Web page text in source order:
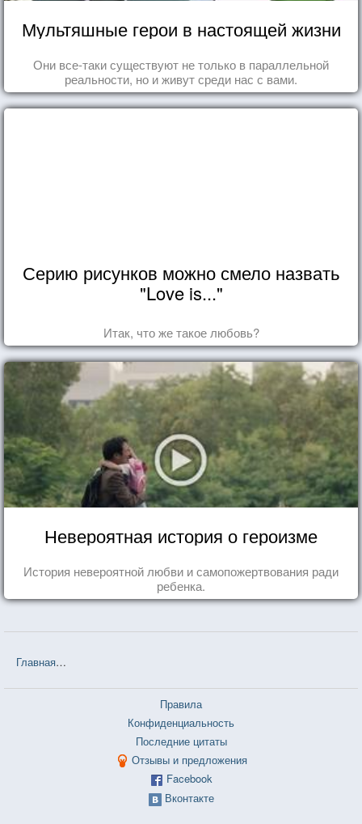
Мультяшные герои в настоящей жизни
Они все-таки существуют не только в параллельной
реальности, но и живут среди нас с вами.
Серию рисунков можно смело назвать
"Love is..."
Итак, что же такое любовь?
Невероятная история о героизме
История невероятной любви и самопожертвования ради
ребенка.
Главная
Правила
Конфиденциальность
Последние цитаты
Отзывы и предложения
Facebook
Вконтакте